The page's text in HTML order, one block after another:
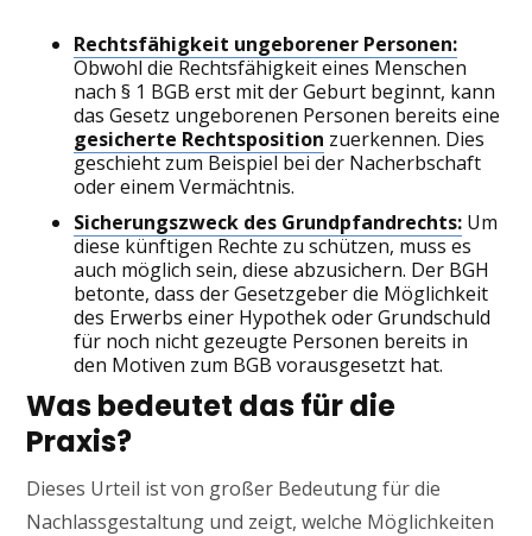
Rechtsfähigkeit ungeborener Personen:
Obwohl die Rechtsfähigkeit eines Menschen
nach § 1 BGB erst mit der Geburt beginnt, kann
das Gesetz ungeborenen Personen bereits eine
gesicherte Rechtsposition zuerkennen. Dies
geschieht zum Beispiel bei der Nacherbschaft
oder einem Vermächtnis.
Sicherungszweck des Grundpfandrechts: Um
diese künftigen Rechte zu schützen, muss es
auch möglich sein, diese abzusichern. Der BGH
betonte, dass der Gesetzgeber die Möglichkeit
des Erwerbs einer Hypothek oder Grundschuld
für noch nicht gezeugte Personen bereits in
den Motiven zum BGB vorausgesetzt hat.
Was bedeutet das für die
Praxis?
Dieses Urteil ist von großer Bedeutung für die
Nachlassgestaltung und zeigt, welche Möglichkeiten